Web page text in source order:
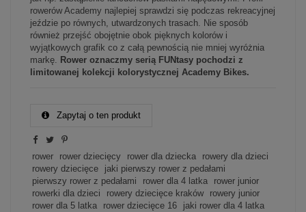
rowerów Academy najlepiej sprawdzi się podczas rekreacyjnej
jeździe po równych, utwardzonych trasach. Nie sposób
również przejść obojętnie obok pięknych kolorów i
wyjątkowych grafik co z całą pewnością nie mniej wyróżnia
markę.
Rower oznaczmy serią FUNtasy pochodzi z
limitowanej kolekcji kolorystycznej Academy Bikes.
Zapytaj o ten produkt
rower rower dziecięcy rower dla dziecka
rowery dla dzieci
rowery dziecięce
jaki pierwszy rower z pedałami
pierwszy rower z pedałami
rower dla 4 latka
rower junior
rowerki dla dzieci
rowery dziecięce kraków
rowery junior
rower dla 5 latka
rower dziecięce 16
jaki rower dla 4 latka